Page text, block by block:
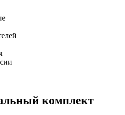
комплект